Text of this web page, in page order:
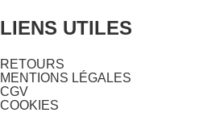
LIENS UTILES
RETOURS
MENTIONS LÉGALES
CGV
COOKIES